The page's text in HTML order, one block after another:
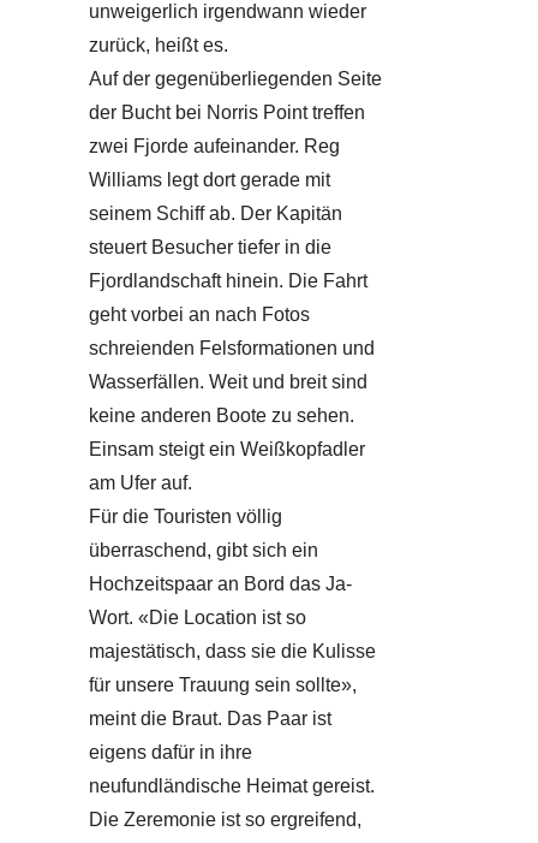
unweigerlich irgendwann wieder
zurück, heißt es.
Auf der gegenüberliegenden Seite
der Bucht bei Norris Point treffen
zwei Fjorde aufeinander. Reg
Williams legt dort gerade mit
seinem Schiff ab. Der Kapitän
steuert Besucher tiefer in die
Fjordlandschaft hinein. Die Fahrt
geht vorbei an nach Fotos
schreienden Felsformationen und
Wasserfällen. Weit und breit sind
keine anderen Boote zu sehen.
Einsam steigt ein Weißkopfadler
am Ufer auf.
Für die Touristen völlig
überraschend, gibt sich ein
Hochzeitspaar an Bord das Ja-
Wort. «Die Location ist so
majestätisch, dass sie die Kulisse
für unsere Trauung sein sollte»,
meint die Braut. Das Paar ist
eigens dafür in ihre
neufundländische Heimat gereist.
Die Zeremonie ist so ergreifend,